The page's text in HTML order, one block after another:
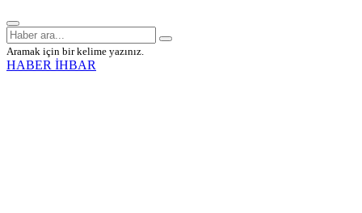
Aramak için bir kelime yazınız.
HABER İHBAR